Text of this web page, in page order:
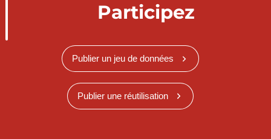
Participez
Publier un jeu de données
Publier une réutilisation